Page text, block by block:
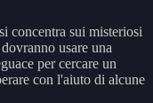
concentra sui misteriosi
usare una
per cercare un
con l'aiuto di alcune